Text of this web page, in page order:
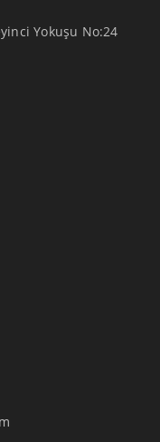
Yokuşu No:24